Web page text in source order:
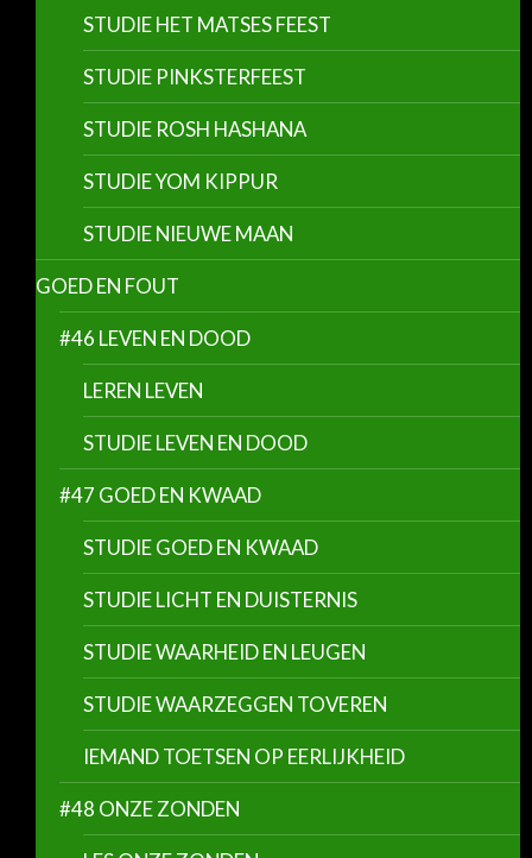
STUDIE HET MATSES FEEST
STUDIE PINKSTERFEEST
STUDIE ROSH HASHANA
STUDIE YOM KIPPUR
STUDIE NIEUWE MAAN
GOED EN FOUT
#46 LEVEN EN DOOD
LEREN LEVEN
STUDIE LEVEN EN DOOD
#47 GOED EN KWAAD
STUDIE GOED EN KWAAD
STUDIE LICHT EN DUISTERNIS
STUDIE WAARHEID EN LEUGEN
STUDIE WAARZEGGEN TOVEREN
IEMAND TOETSEN OP EERLIJKHEID
#48 ONZE ZONDEN